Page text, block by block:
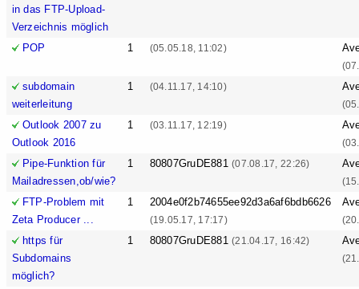
in das FTP-Upload-
Verzeichnis möglich
POP 1 (05.05.18, 11:02)
subdomain
weiterleitung
1 (04.11.17, 14:10)
Outlook 2007 zu
Outlook 2016
1 (03.11.17, 12:19)
Pipe-Funktion für
Mailadressen,ob/wie?
1 80807GruDE881(07.08.17, 22:26)
FTP-Problem mit
Zeta Producer ...
1 2004e0f2b74655ee92d3a6af6bdb6626
(19.05.17, 17:17)
https für
Subdomains
möglich?
1 80807GruDE881(21.04.17, 16:42)